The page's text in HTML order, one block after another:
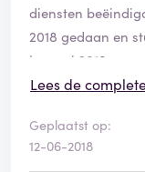
diensten
2018 gedaan en
januari 2018
Ziggo als het
Lees de
Geplaatst op:
12-06-2018